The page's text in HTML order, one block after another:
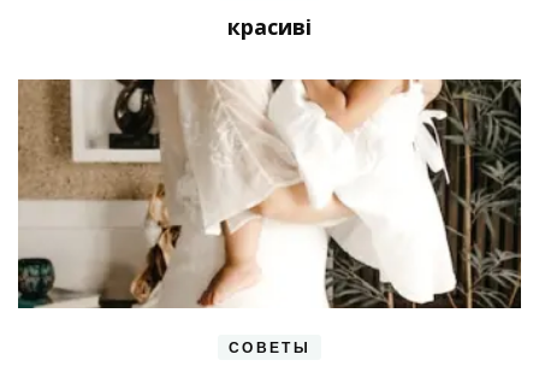
красиві
СОВЕТЫ